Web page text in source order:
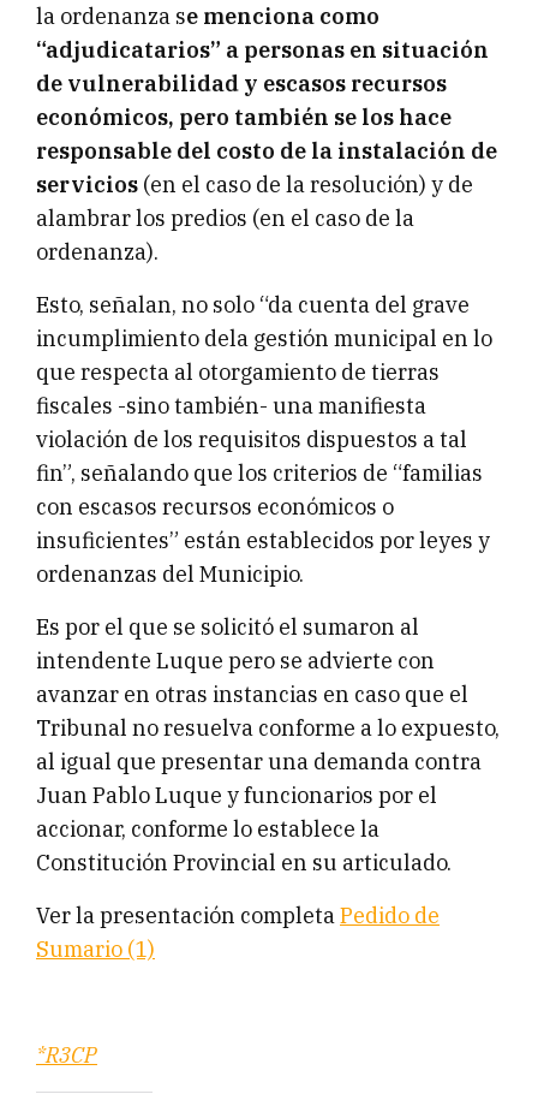
la ordenanza se menciona como
“adjudicatarios” a personas en situación
de vulnerabilidad y escasos recursos
económicos, pero también se los hace
responsable del costo de la instalación de
servicios (en el caso de la resolución) y de
alambrar los predios (en el caso de la
ordenanza).
Esto, señalan, no solo “da cuenta del grave
incumplimiento dela gestión municipal en lo
que respecta al otorgamiento de tierras
fiscales -sino también- una manifiesta
violación de los requisitos dispuestos a tal
fin”, señalando que los criterios de “familias
con escasos recursos económicos o
insuficientes” están establecidos por leyes y
ordenanzas del Municipio.
Es por el que se solicitó el sumaron al
intendente Luque pero se advierte con
avanzar en otras instancias en caso que el
Tribunal no resuelva conforme a lo expuesto,
al igual que presentar una demanda contra
Juan Pablo Luque y funcionarios por el
accionar, conforme lo establece la
Constitución Provincial en su articulado.
Ver la presentación completaPedido de
Sumario (1)
*R3CP